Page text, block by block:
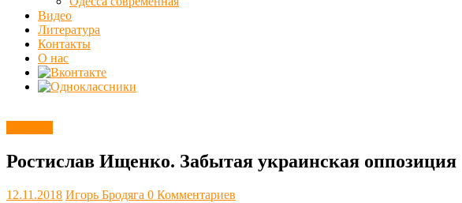
Видео
Литература
Контакты
О нас
Ростислав Ищенко. Забытая украинская оппозиция
12.11.2018 Игорь Бродяга 0 Комментариев